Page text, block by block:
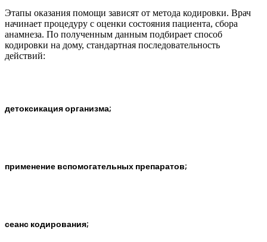
Этапы оказания помощи зависят от метода кодировки. Врач
начинает процедуру с оценки состояния пациента, сбора
анамнеза. По полученным данным подбирает способ
кодировки на дому, стандартная последовательность
действий:
детоксикация организма;
применение вспомогательных препаратов;
сеанс кодирования;